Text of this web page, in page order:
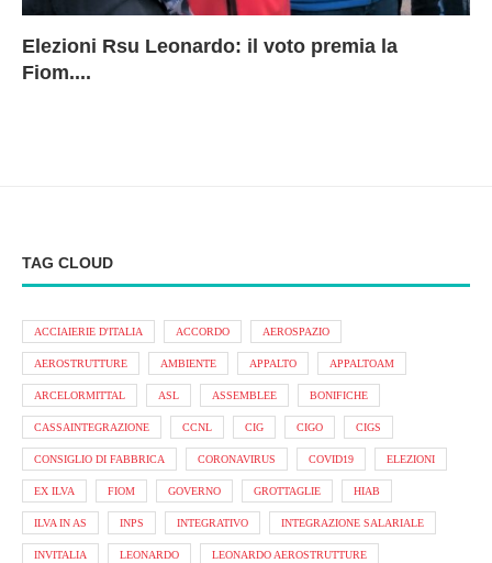
Elezioni Rsu Leonardo: il voto premia la
Fiom....
TAG CLOUD
ACCIAIERIE D'ITALIA ACCORDO AEROSPAZIO
AEROSTRUTTURE AMBIENTE APPALTO APPALTOAM
ARCELORMITTAL ASL ASSEMBLEE BONIFICHE
CASSAINTEGRAZIONE CCNL CIG CIGO CIGS
CONSIGLIO DI FABBRICA CORONAVIRUS COVID19 ELEZIONI
EX ILVA FIOM GOVERNO GROTTAGLIE HIAB
ILVA IN AS INPS INTEGRATIVO INTEGRAZIONE SALARIALE
INVITALIA LEONARDO LEONARDO AEROSTRUTTURE